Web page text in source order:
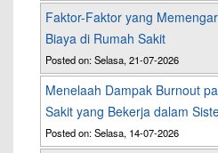
Faktor-Faktor yang
Biaya di Rumah Sakit
Posted on: Selasa, 21-07-2026
Menelaah Dampak Burnout
Sakit yang Bekerja dalam
Posted on: Selasa, 14-07-2026